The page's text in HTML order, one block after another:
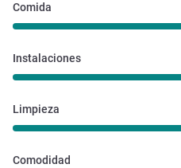
Comida
Instalaciones
Limpieza
Comodidad